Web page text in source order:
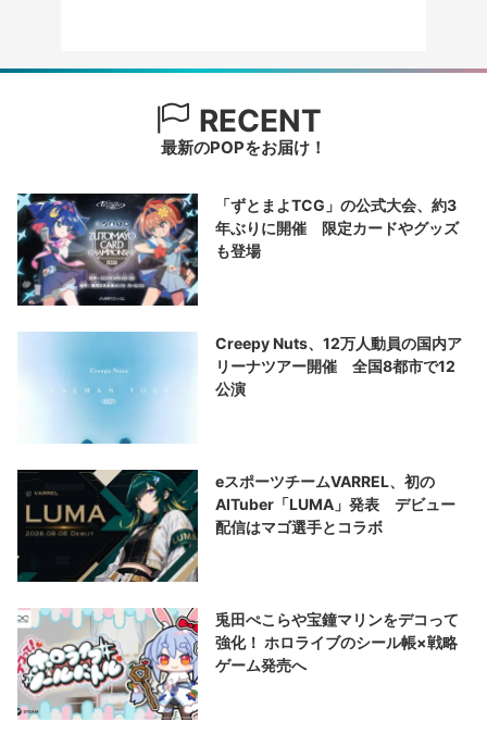
RECENT
最新のPOPをお届け！
「ずとまよTCG」の公式大会、約3
年ぶりに開催 限定カードやグッズ
も登場
Creepy Nuts、12万人動員の国内ア
リーナツアー開催 全国8都市で12
公演
eスポーツチームVARREL、初の
AITuber「LUMA」発表 デビュー
配信はマゴ選手とコラボ
兎田ぺこらや宝鐘マリンをデコって
強化！ ホロライブのシール帳×戦略
ゲーム発売へ